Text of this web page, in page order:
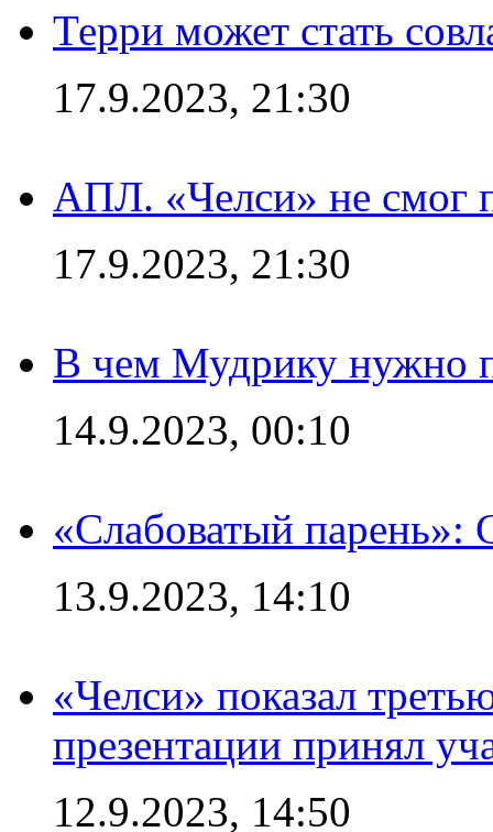
Терри может стать
17.9.2023, 21:30
АПЛ. «Челси» не смог
17.9.2023, 21:30
В чем Мудрику нужно
14.9.2023, 00:10
«Слабоватый парень»:
13.9.2023, 14:10
«Челси» показал
презентации принял
12.9.2023, 14:50